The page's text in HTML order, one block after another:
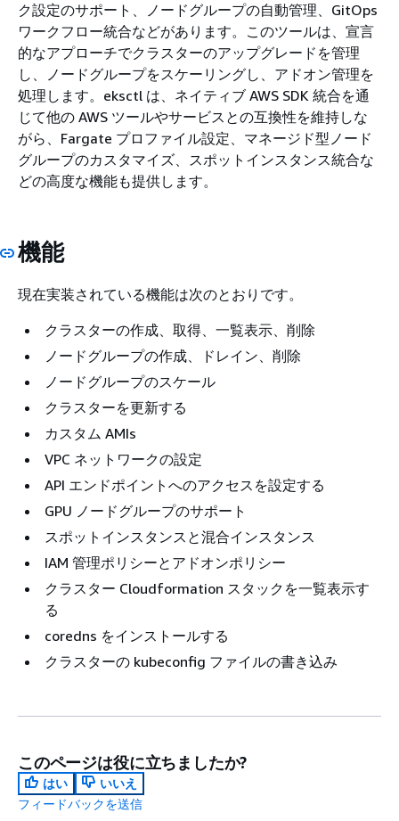
ク設定のサポート、ノードグループの自動管理、GitOps
ワークフロー統合などがあります。このツールは、宣言
的なアプローチでクラスターのアップグレードを管理
し、ノードグループをスケーリングし、アドオン管理を
処理します。eksctl は、ネイティブ AWS SDK 統合を通
じて他の AWS ツールやサービスとの互換性を維持しな
がら、Fargate プロファイル設定、マネージド型ノード
グループのカスタマイズ、スポットインスタンス統合な
どの高度な機能も提供します。
機能
現在実装されている機能は次のとおりです。
クラスターの作成、取得、一覧表示、削除
ノードグループの作成、ドレイン、削除
ノードグループのスケール
クラスターを更新する
カスタム AMIs
VPC ネットワークの設定
API エンドポイントへのアクセスを設定する
GPU ノードグループのサポート
スポットインスタンスと混合インスタンス
IAM 管理ポリシーとアドオンポリシー
クラスター Cloudformation スタックを一覧表示す
る
coredns をインストールする
クラスターの kubeconfig ファイルの書き込み
このページは役に立ちましたか?
はい
いいえ
フィードバックを送信